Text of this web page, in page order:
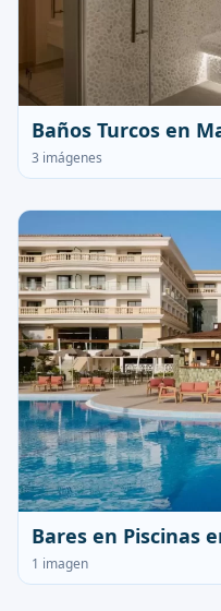
Baños Turcos en
3 imágenes
Bares en Piscinas
1 imagen